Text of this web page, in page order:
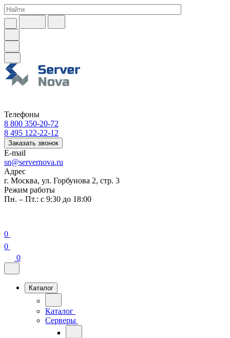
Телефоны
8 800 350-20-72
8 495 122-22-12
Заказать звонок
E-mail
sn@servernova.ru
Адрес
г. Москва, ул. Горбунова 2, стр. 3
Режим работы
Пн. – Пт.: с 9:30 до 18:00
0
0
0
Каталог
Каталог
Серверы